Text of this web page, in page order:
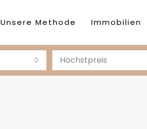
Unsere Methode Immobilien
Höchstpreis